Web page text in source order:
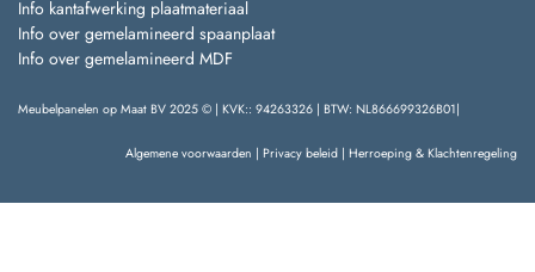
Info kantafwerking plaatmateriaal
Info over gemelamineerd spaanplaat
Info over gemelamineerd MDF
Meubelpanelen op Maat BV 2025 © | KVK:: 94263326 | BTW: NL866699326B01|
Algemene voorwaarden | Privacy beleid | Herroeping & Klachtenregeling